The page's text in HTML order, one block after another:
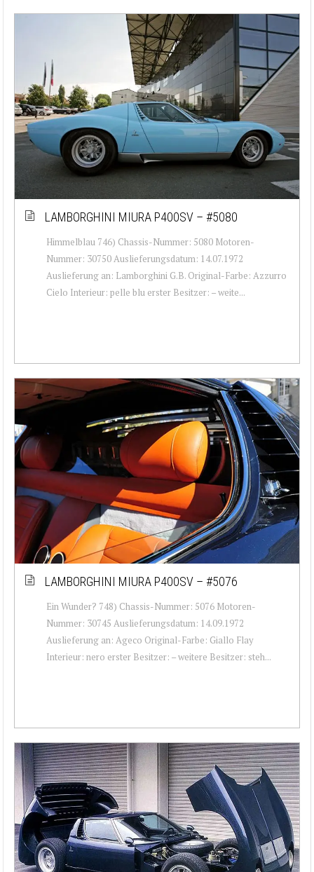
LAMBORGHINI MIURA P400SV – #5080
Himmelblau 746) Chassis-Nummer: 5080 Motoren-
Nummer: 30750 Auslieferungsdatum: 14.07.1972
Auslieferung an: Lamborghini G.B. Original-Farbe: Azzurro
Cielo Interieur: pelle blu erster Besitzer: – weite...
LAMBORGHINI MIURA P400SV – #5076
Ein Wunder? 748) Chassis-Nummer: 5076 Motoren-
Nummer: 30745 Auslieferungsdatum: 14.09.1972
Auslieferung an: Ageco Original-Farbe: Giallo Flay
Interieur: nero erster Besitzer: – weitere Besitzer: steh...